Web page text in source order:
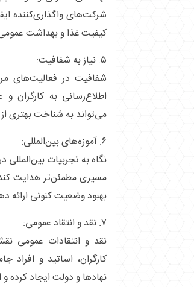
شرکت‌های واگذاری‌کننده
کیفیت غذا و بهداشت
۵. نیاز به شفافیت:
شفافیت در فعالیت‌های
اطلاع‌رسانی به کارگران
می‌تواند به شناخت بهتری
۶. آموزه‌های بین‌المللی:
نگاه به تجربیات بین‌المللی
مسیری مطمئن‌تر هدایت
بهبود وضعیت کنونی ارائه
۷. نقد و انتقاد عمومی:
نقد و انتقادات عمومی
کارگران، اساتید و افراد
نهادها و دولت ایجاد کرده و